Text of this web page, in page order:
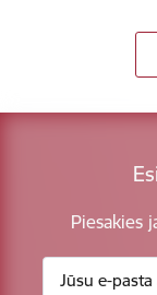
Piesakies